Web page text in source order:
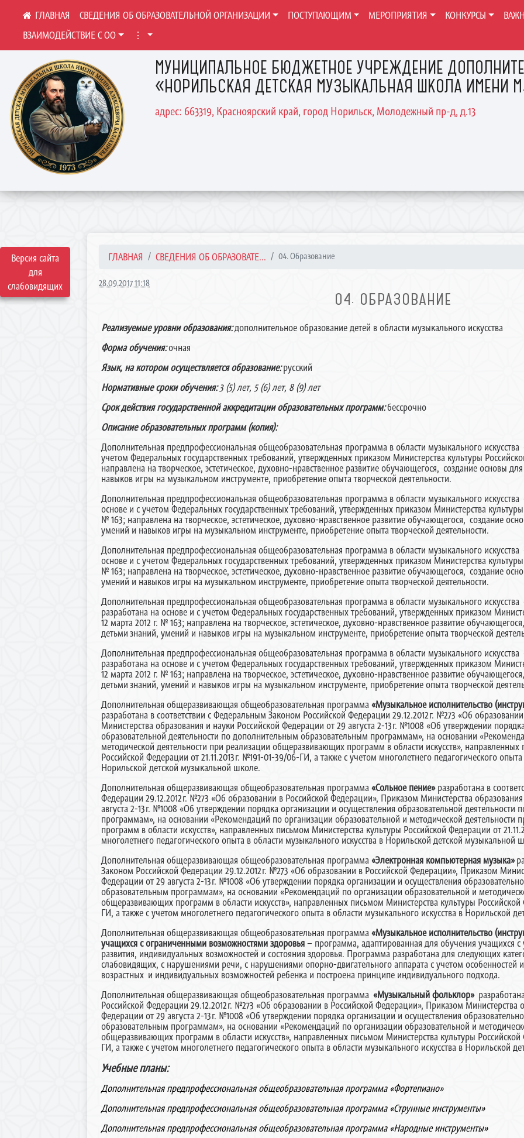
Версия сайта
для
слабовидящих
МУНИЦИПАЛЬНОЕ БЮДЖЕТНОЕ УЧРЕЖДЕНИЕ
«НОРИЛЬСКАЯ ДЕТСКАЯ МУЗЫКАЛЬНАЯ ШКОЛА ИМЕНИ
адрес: 663319, Красноярский край, город Норильск, Молодежный пр-д, д.13
СВЕДЕНИЯ ОБ ОБРАЗОВАТЕЛЬНОЙ ОРГАНИЗАЦИИ ПОСТУПАЮЩИМ МЕРОПРИЯТИЯ КОНКУРСЫ
ВЗАИМОДЕЙСТВИЕ С ОО
⋮
ГЛАВНАЯ СВЕДЕНИЯ ОБ ОБРАЗОВАТЕ... 04. Образование
28.09.2017 11:18
04. ОБРАЗОВАНИЕ
Реализуемые уровни образования:дополнительное образование детей в области музыкального искусства
Форма обучения:очная
Язык, на котором осуществляется образование:русский
Нормативные сроки обучения: 3 (5) лет, 5 (6) лет, 8 (9) лет
Срок действия государственной аккредитации образовательных программ:бессрочно
Описание образовательных программ (копия):
Дополнительная предпрофессиональная общеобразовательная программа в области музыкального искусства
учетом Федеральных государственных требований, утвержденных приказом Министерства культуры
направлена на творческое, эстетическое, духовно-нравственное развитие обучающегося, создание основы
навыков игры на музыкальном инструменте, приобретение опыта творческой деятельности.
Дополнительная предпрофессиональная общеобразовательная программа в области музыкального искусства
основе и с учетом Федеральных государственных требований, утвержденных приказом Министерства
№ 163; направлена на творческое, эстетическое, духовно-нравственное развитие обучающегося, создание
умений и навыков игры на музыкальном инструменте, приобретение опыта творческой деятельности.
Дополнительная предпрофессиональная общеобразовательная программа в области музыкального искусства
основе и с учетом Федеральных государственных требований, утвержденных приказом Министерства
№ 163; направлена на творческое, эстетическое, духовно-нравственное развитие обучающегося, создание
умений и навыков игры на музыкальном инструменте, приобретение опыта творческой деятельности.
Дополнительная предпрофессиональная общеобразовательная программа в области музыкального искусства
разработана на основе и с учетом Федеральных государственных требований, утвержденных приказом
12 марта 2012 г. № 163; направлена на творческое, эстетическое, духовно-нравственное развитие
детьми знаний, умений и навыков игры на музыкальном инструменте, приобретение опыта творческой
Дополнительная предпрофессиональная общеобразовательная программа в области музыкального искусства
разработана на основе и с учетом Федеральных государственных требований, утвержденных приказом
12 марта 2012 г. № 163; направлена на творческое, эстетическое, духовно-нравственное развитие
детьми знаний, умений и навыков игры на музыкальном инструменте, приобретение опыта творческой
Дополнительная общеразвивающая общеобразовательная программа«Музыкальное исполнительство
разработана в соответствии с Федеральным Законом Российской Федерации 29.12.2012г. №273 «Об
Министерства образования и науки Российской Федерации от 29 августа 2-13г. №1008 «Об утверждении
образовательной деятельности по дополнительным образовательным программам», на основании
методической деятельности при реализации общеразвивающих программ в области искусств»,
Российской Федерации от 21.11.2013г. №191-01-39/06-ГИ, а также с учетом многолетнего педагогического
Норильской детской музыкальной школе.
Дополнительная общеразвивающая общеобразовательная программа«Сольное пение»разработана в
Федерации 29.12.2012г. №273 «Об образовании в Российской Федерации», Приказом Министерства
августа 2-13г. №1008 «Об утверждении порядка организации и осуществления образовательной
программам», на основании «Рекомендаций по организации образовательной и методической
программ в области искусств», направленных письмом Министерства культуры Российской Федерации от
многолетнего педагогического опыта в области музыкального искусства в Норильской детской музыкальной
Дополнительная общеразвивающая общеобразовательная программа«Электронная компьютерная музыка»
Законом Российской Федерации 29.12.2012г. №273 «Об образовании в Российской Федерации», Приказом
Федерации от 29 августа 2-13г. №1008 «Об утверждении порядка организации и осуществления
образовательным программам», на основании «Рекомендаций по организации образовательной и
общеразвивающих программ в области искусств», направленных письмом Министерства культуры Российской
ГИ, а также с учетом многолетнего педагогического опыта в области музыкального искусства в Норильской
Дополнительная общеразвивающая общеобразовательная программа«Музыкальное исполнительство
учащихся с ограниченными возможностями здоровья– программа, адаптированная для обучения учащихся
развития, индивидуальных возможностей и состояния здоровья. Программа разработана для следующих
слабовидящих, с нарушениями речи, с нарушениями опорно-двигательного аппарата с учетом особенностей
возрастных и индивидуальных возможностей ребенка и построена принципе индивидуального подхода.
Дополнительная общеразвивающая общеобразовательная программа«Музыкальный фольклор»
Российской Федерации 29.12.2012г. №273 «Об образовании в Российской Федерации», Приказом Министерства
Федерации от 29 августа 2-13г. №1008 «Об утверждении порядка организации и осуществления
образовательным программам», на основании «Рекомендаций по организации образовательной и
общеразвивающих программ в области искусств», направленных письмом Министерства культуры Российской
ГИ, а также с учетом многолетнего педагогического опыта в области музыкального искусства в Норильской
Учебные планы:
Дополнительная предпрофессиональная общеобразовательная программа «Фортепиано»
Дополнительная предпрофессиональная общеобразовательная программа «Струнные инструменты»
Дополнительная предпрофессиональная общеобразовательная программа «Народные инструменты»